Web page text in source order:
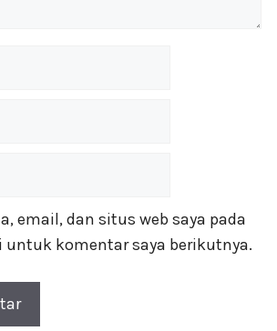
email, dan situs web saya pada
untuk komentar saya berikutnya.